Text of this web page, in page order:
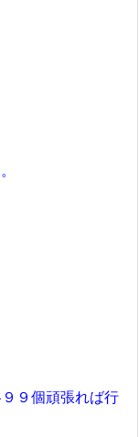
９個頑張れば行